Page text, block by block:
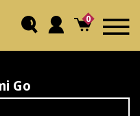
0
Go